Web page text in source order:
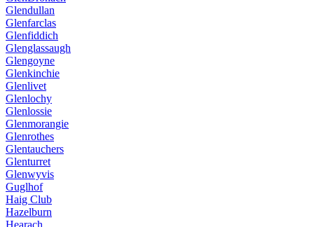
Glendullan
Glenfarclas
Glenfiddich
Glenglassaugh
Glengoyne
Glenkinchie
Glenlivet
Glenlochy
Glenlossie
Glenmorangie
Glenrothes
Glentauchers
Glenturret
Glenwyvis
Guglhof
Haig Club
Hazelburn
Hearach